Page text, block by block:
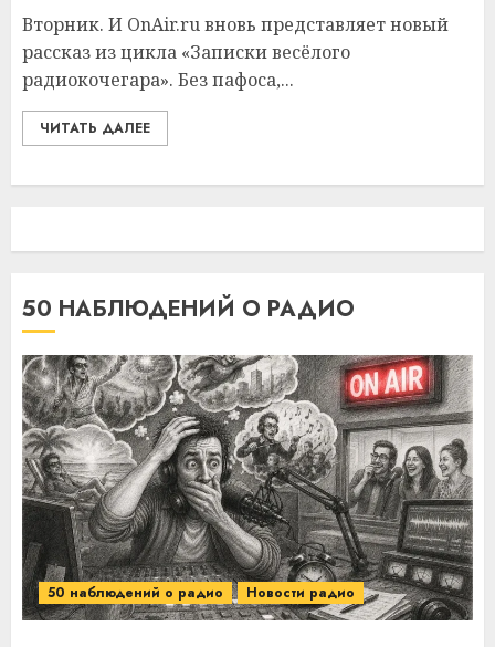
Вторник. И OnAir.ru вновь представляет новый
рассказ из цикла «Записки весёлого
радиокочегара». Без пафоса,...
ЧИТАТЬ ДАЛЕЕ
50 НАБЛЮДЕНИЙ О РАДИО
50 наблюдений о радио Новости радио